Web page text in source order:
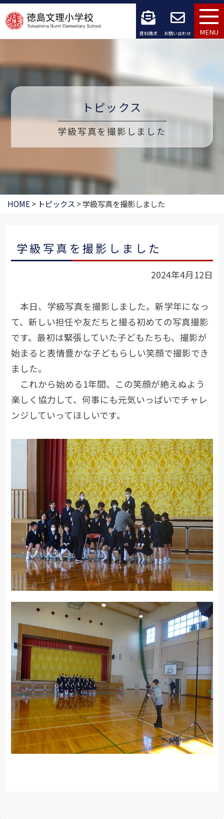
コ
ン
ン
ス
ッ
資料請求 お問い合わせ MENU
トピックス
学級写真を撮影しました
HOME> トピックス >学級写真を撮影しました
学級写真を撮影しました
2024年4月12日
本日、学級写真を撮影しました。新学年になっ
て、新しい担任や友だちと撮る初めての写真撮影
です。最初は緊張していた子どもたちも、撮影が
始まると表情豊かな子どもらしい笑顔で撮影でき
ました。
これから始める1年間、この笑顔が絶えぬよう
楽しく協力して、何事にも元気いっぱいでチャレ
ンジしていってほしいです。